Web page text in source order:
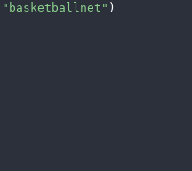
"basketballnet" )